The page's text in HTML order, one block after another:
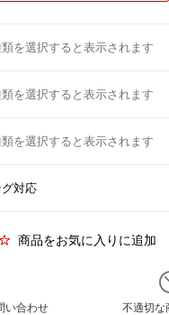
を選択すると表示されます
を選択すると表示されます
を選択すると表示されます
対応
商品をお気に入りに追加
い合わせ 不適切な